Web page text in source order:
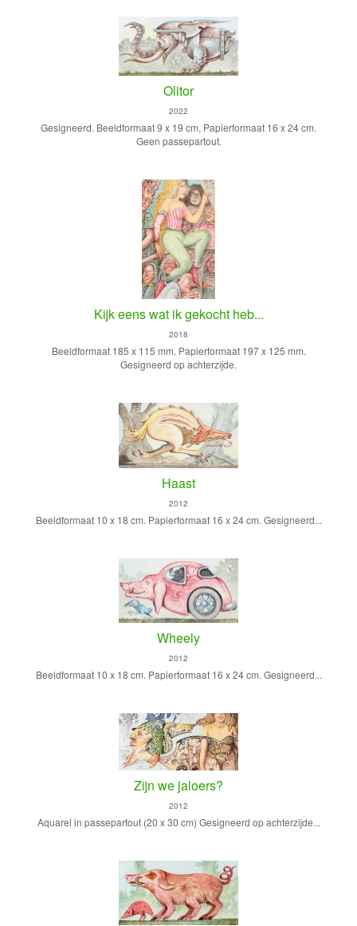
Olitor
2022
Gesigneerd. Beeldformaat 9 x 19 cm, Papierformaat 16 x 24 cm.
Geen passepartout.
Kijk eens wat ik gekocht heb...
2018
Beeldformaat 185 x 115 mm. Papierformaat 197 x 125 mm.
Gesigneerd op achterzijde.
Haast
2012
Beeldformaat 10 x 18 cm. Papierformaat 16 x 24 cm. Gesigneerd...
Wheely
2012
Beeldformaat 10 x 18 cm. Papierformaat 16 x 24 cm. Gesigneerd...
Zijn we jaloers?
2012
Aquarel in passepartout (20 x 30 cm) Gesigneerd op achterzijde...